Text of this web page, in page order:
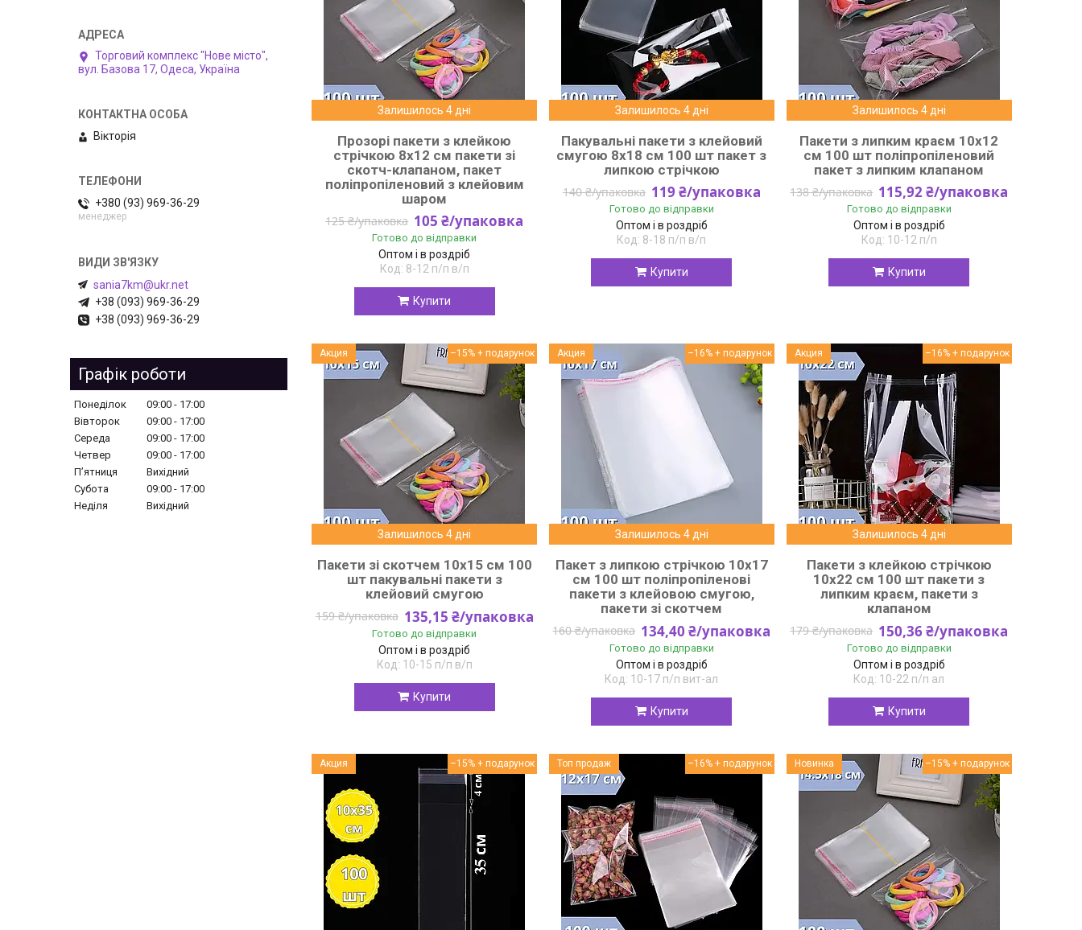
Залишилось 4 дні
Прозорі пакети з клейкою
стрічкою 8x12 см пакети зі
скотч-клапаном, пакет
поліпропіленовий з клейовим
шаром
125 ₴/упаковка 105 ₴/упаковка
Готово до відправки
Оптом і в роздріб
8-12 п/п в/п
Купити
Залишилось 4 дні
Пакувальні пакети з клейовий
смугою 8x18 см 100 шт пакет з
липкою стрічкою
140 ₴/упаковка 119 ₴/упаковка
Готово до відправки
Оптом і в роздріб
8-18 п/п в/п
Купити
Залишилось 4 дні
Пакети з липким краєм 10x12
см 100 шт поліпропіленовий
пакет з липким клапаном
138 ₴/упаковка 115,92 ₴/упаковка
Готово до відправки
Оптом і в роздріб
10-12 п/п
Купити
Акция –15%
Залишилось 4 дні
Пакети зі скотчем 10x15 см 100
шт пакувальні пакети з
клейовий смугою
159 ₴/упаковка 135,15 ₴/упаковка
Готово до відправки
Оптом і в роздріб
10-15 п/п в/п
Купити
Акция –16%
Залишилось 4 дні
Пакет з липкою стрічкою 10x17
см 100 шт поліпропіленові
пакети з клейовою смугою,
пакети зі скотчем
160 ₴/упаковка 134,40 ₴/упаковка
Готово до відправки
Оптом і в роздріб
10-17 п/п вит-ал
Купити
Акция –16%
Залишилось 4 дні
Пакети з клейкою стрічкою
10x22 см 100 шт пакети з
липким краєм, пакети з
клапаном
179 ₴/упаковка 150,36 ₴/упаковка
Готово до відправки
Оптом і в роздріб
10-22 п/п ал
Купити
Акция –15% Топ продаж –16% Новинка –15%
Торговий комплекс "Нове місто",
вул. Базова 17, Одеса, Україна
Вікторія
+380 (93) 969-36-29
менеджер
sania7km@ukr.net
+38 (093) 969-36-29
+38 (093) 969-36-29
Графік роботи
Понеділок 09:00
17:00
Вівторок
09:00
17:00
Середа
09:00
17:00
Четвер
09:00
17:00
Пʼятниця
Вихідний
Субота
09:00
17:00
Неділя
Вихідний